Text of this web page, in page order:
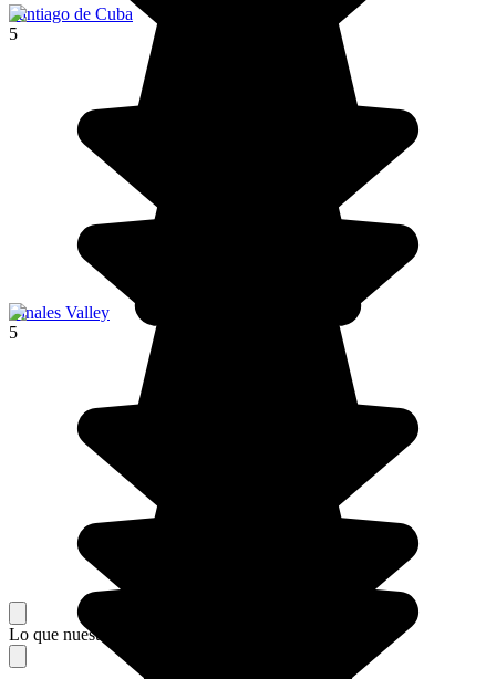
Santiago de Cuba
5
Vinales Valley
5
Lo que nuestros viajeros piensan de su estancia